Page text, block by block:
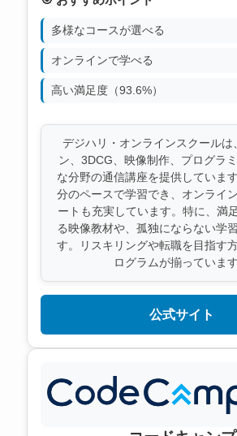
多様なコースが選べる
オンラインで学べる
高い満足度（93.6%）
デジハリ・オンラインスクールは
ン、3DCG、映像制作、プログラ
な分野の通信講座を提供していま
分のペースで学習でき、オンライ
ートも充実しています。特に、満
る映像教材や、孤独にならない学
す。リスキリングや転職を目指す
ログラムが揃っています
公式サイト